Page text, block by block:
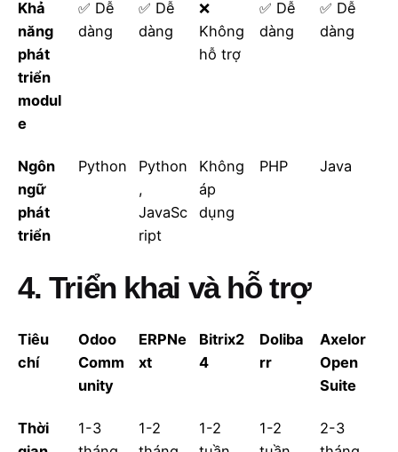
Khả
năng
phát
triển
modul
e
✅ Dễ
dàng
✅ Dễ
dàng
❌
Không
hỗ trợ
✅ Dễ
dàng
✅ Dễ
dàng
Ngôn
ngữ
phát
triển
Python
Python
,
JavaSc
ript
Không
áp
dụng
PHP Java
4. Triển khai và hỗ trợ
Tiêu
chí
Odoo
Comm
unity
ERPNe
xt
Bitrix2
4
Doliba
rr
Axelor
Open
Suite
Thời
1-3
1-2
1-2
1-2
2-3